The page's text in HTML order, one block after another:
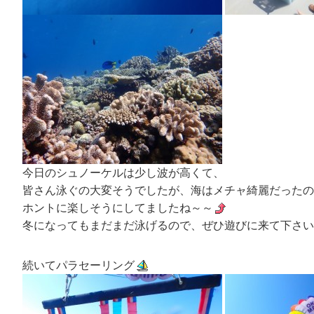
今日のシュノーケルは少し波が高くて、
皆さん泳ぐの大変そうでしたが、海はメチャ綺麗だった
ホントに楽しそうにしてましたね～～
冬になってもまだまだ泳げるので、ぜひ遊びに来て下さ
続いてパラセーリング